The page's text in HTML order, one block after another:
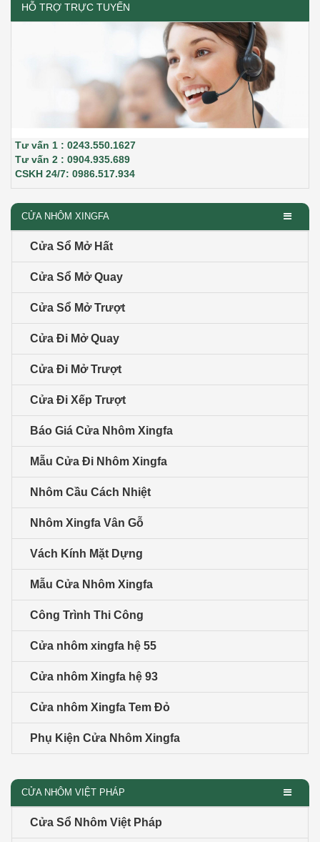
HỖ TRỢ TRỰC TUYẾN
Tư vấn 1 : 0243.550.1627
Tư vấn 2 : 0904.935.689
CSKH 24/7: 0986.517.934
CỬA NHÔM XINGFA
Cửa Sổ Mở Hất
Cửa Sổ Mở Quay
Cửa Sổ Mở Trượt
Cửa Đi Mở Quay
Cửa Đi Mở Trượt
Cửa Đi Xếp Trượt
Báo Giá Cửa Nhôm Xingfa
Mẫu Cửa Đi Nhôm Xingfa
Nhôm Cầu Cách Nhiệt
Nhôm Xingfa Vân Gỗ
Vách Kính Mặt Dựng
Mẫu Cửa Nhôm Xingfa
Công Trình Thi Công
Cửa nhôm xingfa hệ 55
Cửa nhôm Xingfa hệ 93
Cửa nhôm Xingfa Tem Đỏ
Phụ Kiện Cửa Nhôm Xingfa
CỬA NHÔM VIỆT PHÁP
Cửa Sổ Nhôm Việt Pháp